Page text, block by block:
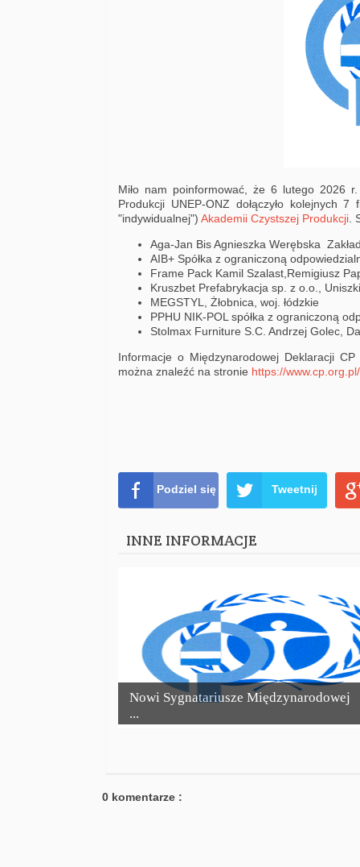
Miło nam poinformować, że 6 lutego 2026
Produkcji UNEP-ONZ dołączyło kolejnych
"indywidualnej") Akademii Czystszej Produkcji .
Aga-Jan Bis Agnieszka Werębska
AIB+ Spółka z ograniczoną
Frame Pack Kamil Szalast,Remigiusz
Kruszbet Prefabrykacja sp. z o.o.,
MEGSTYL, Żłobnica, woj. łódzkie
PPHU NIK-POL spółka z ograniczoną
Stolmax Furniture S.C. Andrzej Golec,
Informacje o Międzynarodowej Deklaracji
można znaleźć na stronie https://
Podziel się Tweetnij
INNE INFORMACJE
Nowi Sygnatariusze Międzynarodowej
...
0 komentarze :